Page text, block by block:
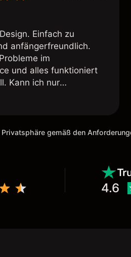
Einfach zu
anfängerfreundlich.
im
und alles funktioniert
Kann ich nur
gemäß den
4.6